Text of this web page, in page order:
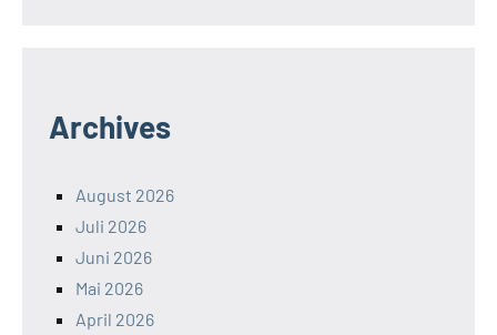
Archives
August 2026
Juli 2026
Juni 2026
Mai 2026
April 2026